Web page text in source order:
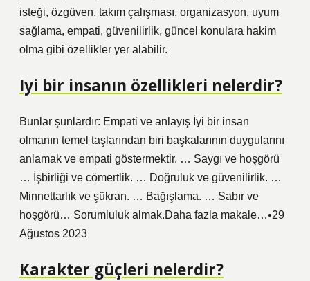
isteği, özgüven, takım çalışması, organizasyon, uyum
sağlama, empati, güvenilirlik, güncel konulara hakim
olma gibi özellikler yer alabilir.
Iyi bir insanın özellikleri nelerdir?
Bunlar şunlardır: Empati ve anlayış İyi bir insan
olmanın temel taşlarından biri başkalarının duygularını
anlamak ve empati göstermektir. … Saygı ve hoşgörü
… İşbirliği ve cömertlik. … Doğruluk ve güvenilirlik. …
Minnettarlık ve şükran. … Bağışlama. … Sabır ve
hoşgörü… Sorumluluk almak.Daha fazla makale…•29
Ağustos 2023
Karakter güçleri nelerdir?